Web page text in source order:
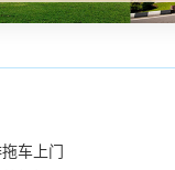
车上门